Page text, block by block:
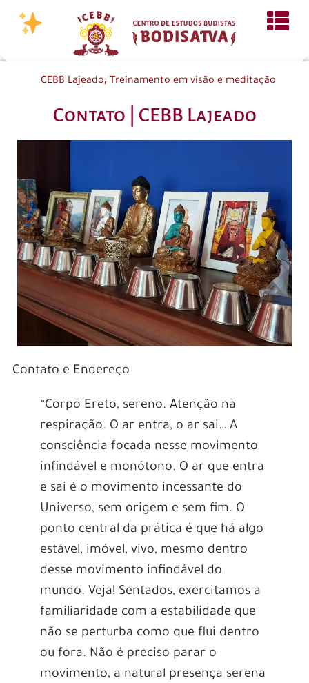
CEBB Lajeado, Treinamento em visão e meditação
Contato | CEBB Lajeado
Contato e Endereço
“Corpo Ereto, sereno. Atenção na
respiração. O ar entra, o ar sai… A
consciência focada nesse movimento
infindável e monótono. O ar que entra
e sai é o movimento incessante do
Universo, sem origem e sem fim. O
ponto central da prática é que há algo
estável, imóvel, vivo, mesmo dentro
desse movimento infindável do
mundo. Veja! Sentados, exercitamos a
familiaridade com a estabilidade que
não se perturba como que flui dentro
ou fora. Não é preciso parar o
movimento, a natural presença serena